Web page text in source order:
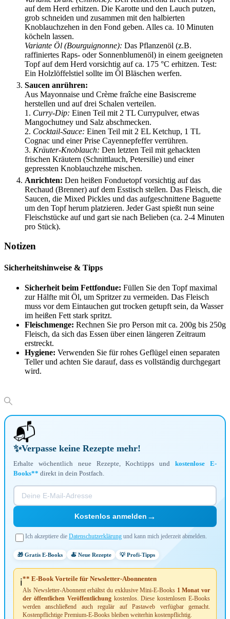
auf dem Herd erhitzen. Die Karotte und den Lauch putzen,
grob schneiden und zusammen mit den halbierten
Knoblauchzehen in den Fond geben. Alles ca. 10 Minuten
köcheln lassen.
Variante Öl (Bourguignonne): Das Pflanzenöl (z.B.
raffiniertes Raps- oder Sonnenblumenöl) in einem geeigneten
Topf auf dem Herd vorsichtig auf ca. 175 °C erhitzen. Test:
Ein Holzlöffelstiel sollte im Öl Bläschen werfen.
Saucen anrühren:
Aus Mayonnaise und Crème fraîche eine Basiscreme
herstellen und auf drei Schalen verteilen.
1. Curry-Dip: Einen Teil mit 2 TL Currypulver, etwas
Mangochutney und Salz abschmecken.
2. Cocktail-Sauce: Einen Teil mit 2 EL Ketchup, 1 TL
Cognac und einer Prise Cayennepfeffer verrühren.
3. Kräuter-Knoblauch: Den letzten Teil mit gehackten
frischen Kräutern (Schnittlauch, Petersilie) und einer
gepressten Knoblauchzehe mischen.
Anrichten: Den heißen Fonduetopf vorsichtig auf das
Rechaud (Brenner) auf dem Esstisch stellen. Das Fleisch, die
Saucen, die Mixed Pickles und das aufgeschnittene Baguette
um den Topf herum platzieren. Jeder Gast spießt nun seine
Fleischstücke auf und gart sie nach Belieben (ca. 2-4 Minuten
pro Stück).
Notizen
Sicherheitshinweise & Tipps
Sicherheit beim Fettfondue: Füllen Sie den Topf maximal
zur Hälfte mit Öl, um Spritzer zu vermeiden. Das Fleisch
muss vor dem Eintauchen gut trocken getupft sein, da Wasser
im heißen Fett stark spritzt.
Fleischmenge: Rechnen Sie pro Person mit ca. 200g bis 250g
Fleisch, da sich das Essen über einen längeren Zeitraum
erstreckt.
Hygiene: Verwenden Sie für rohes Geflügel einen separaten
Teller und achten Sie darauf, dass es vollständig durchgegart
wird.
📬
✨Verpasse keine Rezepte mehr!
Erhalte wöchentlich neue Rezepte, Kochtipps undkostenlose E-
Books** direkt in dein Postfach.
Kostenlos anmelden →
Ich akzeptiere die Datenschutzerklärung und kann mich jederzeit abmelden.
🎁 Gratis E-Books 🍝 Neue Rezepte 💡 Profi-Tipps
ℹ️** E-Book Vorteile für Newsletter-Abonnenten
Als Newsletter-Abonnent erhältst du exklusive Mini-E-Books 1 Monat vor
der öffentlichen Veröffentlichungkostenlos. Diese kostenlosen E-Books
werden anschließend auch regulär auf Pastaweb verfügbar gemacht.
Kostenpflichtige Premium-E-Books bleiben weiterhin kostenpflichtig.